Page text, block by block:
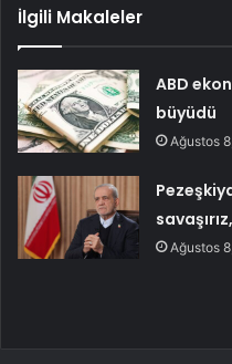
İlgili Makaleler
ABD
büyüdü
Ağustos
Ağustos